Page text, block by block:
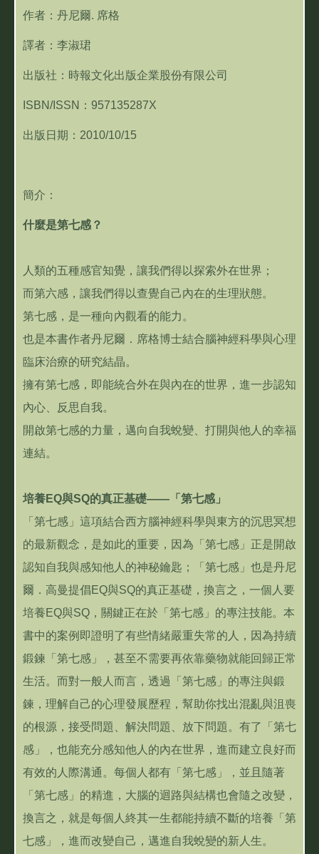
作者：丹尼爾. 席格
譯者：李淑珺
出版社：時報文化出版企業股份有限公司
ISBN/ISSN：957135287X
出版日期：2010/10/15
簡介：
什麼是第七感？
人類的五種感官知覺，讓我們得以探索外在世界；
而第六感，讓我們得以查覺自己內在的生理狀態。
第七感，是一種向內觀看的能力。
也是本書作者丹尼爾．席格博士結合腦神經科學與心理
臨床治療的研究結晶。
擁有第七感，即能統合外在與內在的世界，進一步認知
內心、反思自我。
開啟第七感的力量，邁向自我蛻變、打開與他人的幸福
連結。
培養EQ與SQ的真正基礎――「第七感」
「第七感」這項結合西方腦神經科學與東方的沉思冥想
的最新觀念，是如此的重要，因為「第七感」正是開啟
認知自我與感知他人的神秘鑰匙；「第七感」也是丹尼
爾．高曼提倡EQ與SQ的真正基礎，換言之，一個人要
培養EQ與SQ，關鍵正在於「第七感」的專注技能。本
書中的案例即證明了有些情緒嚴重失常的人，因為持續
鍛鍊「第七感」，甚至不需要再依靠藥物就能回歸正常
生活。而對一般人而言，透過「第七感」的專注與鍛
鍊，理解自己的心理發展歷程，幫助你找出混亂與沮喪
的根源，接受問題、解決問題、放下問題。有了「第七
感」，也能充分感知他人的內在世界，進而建立良好而
有效的人際溝通。每個人都有「第七感」，並且隨著
「第七感」的精進，大腦的迴路與結構也會隨之改變，
換言之，就是每個人終其一生都能持續不斷的培養「第
七感」，進而改變自己，邁進自我蛻變的新人生。